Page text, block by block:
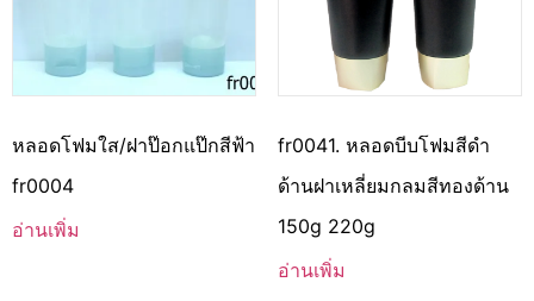
หลอดโฟมใส/ฝาป๊อกแป๊กสีฟ้า
fr0004
อ่านเพิ่ม
fr0041. หลอดบีบโฟมสีดำ
ด้านฝาเหลี่ยมกลมสีทองด้าน
150g 220g
อ่านเพิ่ม